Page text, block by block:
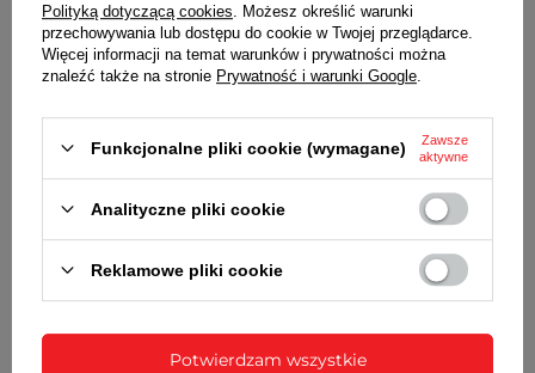
MECHANIZM
Kwarcowy, japoński
36 mm
GRUBOŚĆ KOPERTY
SZEROKOŚĆ BRANSOLETY PRZY KOPERCIE
18 mm
Polityką dotyczącą cookies . Możesz określić warunki
przechowywania lub dostępu do cookie w Twojej przeglądarce.
Więcej informacji na temat warunków i prywatności można
znaleźć także na stronie Prywatność i warunki Google
Funkcjonalne pliki cookie (wymagane)
Zawsze
aktywne
Analityczne pliki cookie
Reklamowe pliki cookie
Potwierdzam wszystkie